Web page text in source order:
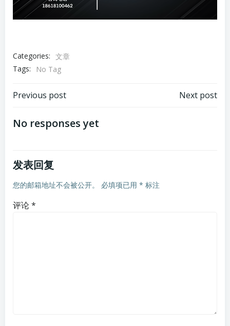
Categories: 文章
Tags:
No Tag
Previous post Next post
No responses yet
发表回复
您的邮箱地址不会被公开。 必填项已用 * 标注
评论*